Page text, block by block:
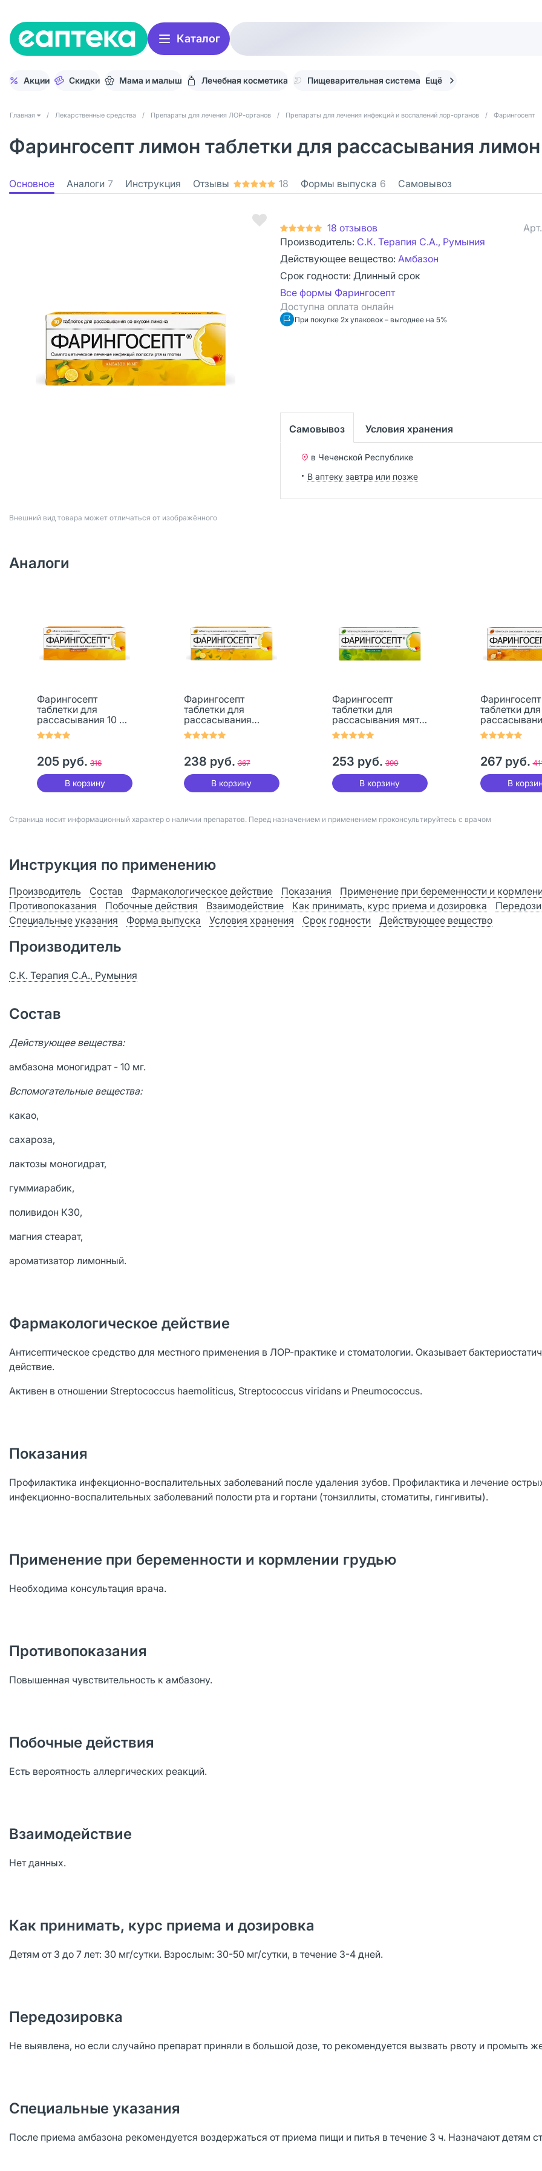
Каталог
Акции Скидки Мама и малыш Лечебная косметика Пищеварительная система Ещё
Главная / Лекарственные средства / Препараты для лечения ЛОР-органов / Препараты для лечения инфекций и воспалений лор-органов / Фарингосепт
Фарингосепт лимон таблетки для рассасывания
Основное Аналоги 7 Инструкция Отзывы 18 Формы выпуска 6 Самовывоз
Bнешний вид товара может отличаться от изображённого
18 отзывов Арт.
Производитель: C.К. Терапия С.А., Румыния
Действующее вещество: Амбазон
Срок годности: Длинный срок
Все формы Фарингосепт
Доступна оплата онлайн
При покупке 2х упаковок – выгоднее на 5%
Самовывоз Условия хранения
в Чеченской Республике
В аптеку завтра или позже
Аналоги
Фарингосепт
таблетки для
рассасывания 10 мг
10 шт
205 руб. 316
В корзину
Фарингосепт
таблетки для
рассасывания
лимон 10 мг 20 шт
238 руб. 367
В корзину
Фарингосепт
таблетки для
рассасывания мята
10 мг 20 шт
253 руб. 390
В корзину
Фарингосепт
таблетки для
лимон 10 мг
267 руб.
В
Страница носит информационный характер о наличии препаратов. Перед назначением и применением проконсультируйтесь с врачом
Инструкция по применению
Производитель Состав Фармакологическое действие Показания
Применение при беременности и
Противопоказания
Побочные действия Взаимодействие Как принимать, курс приема и дозировка
Специальные указания
Форма выпуска Условия хранения Срок годности Действующее вещество
Производитель
C.К. Терапия С.А., Румыния
Состав
Действующее вещества:
амбазона моногидрат - 10 мг.
Вспомогательные вещества:
какао,
сахароза,
лактозы моногидрат,
гуммиарабик,
поливидон К30,
магния стеарат,
ароматизатор лимонный.
Фармакологическое действие
Антисептическое средство для местного применения в ЛОР-практике и стоматологии. Оказывает
действие.
Активен в отношении Streptococcus haemoliticus, Streptococcus viridans и Pneumococcus.
Показания
Профилактика инфекционно-воспалительных заболеваний после удаления зубов. Профилактика и лечение
инфекционно-воспалительных заболеваний полости рта и гортани (тонзиллиты, стоматиты, гингивиты).
Применение при беременности и кормлении грудью
Необходима консультация врача.
Противопоказания
Повышенная чувствительность к амбазону.
Побочные действия
Есть вероятность аллергических реакций.
Взаимодействие
Нет данных.
Как принимать, курс приема и дозировка
Детям от 3 до 7 лет: 30 мг/сутки. Взрослым: 30-50 мг/сутки, в течение 3-4 дней.
Передозировка
Не выявлена, но если случайно препарат приняли в большой дозе, то рекомендуется вызвать рвоту и промыть
Специальные указания
После приема амбазона рекомендуется воздержаться от приема пищи и питья в течение 3 ч. Назначают детям